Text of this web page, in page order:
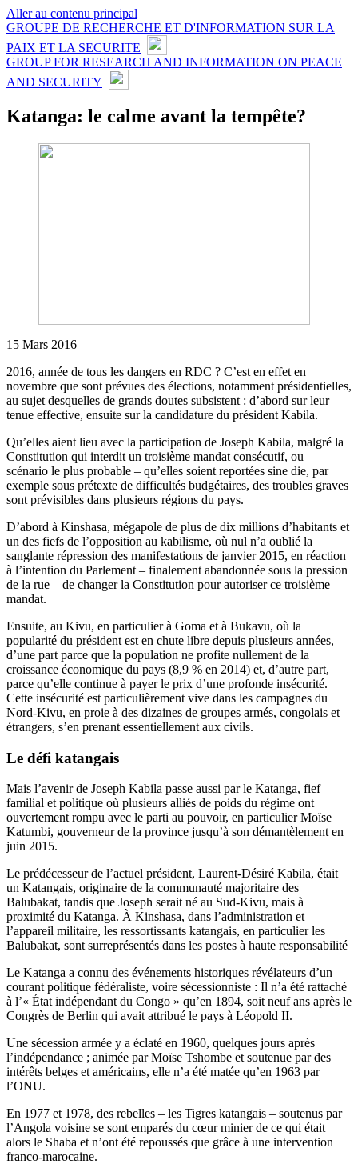
Aller au contenu principal
GROUPE DE RECHERCHE ET D'INFORMATION SUR LA
PAIX ET LA SECURITE
GROUP FOR RESEARCH AND INFORMATION ON PEACE
AND SECURITY
Katanga: le calme avant la tempête?
15 Mars 2016
2016, année de tous les dangers en RDC ? C’est en effet en
novembre que sont prévues des élections, notamment présidentielles,
au sujet desquelles de grands doutes subsistent : d’abord sur leur
tenue effective, ensuite sur la candidature du président Kabila.
Qu’elles aient lieu avec la participation de Joseph Kabila, malgré la
Constitution qui interdit un troisième mandat consécutif, ou –
scénario le plus probable – qu’elles soient reportées sine die, par
exemple sous prétexte de difficultés budgétaires, des troubles graves
sont prévisibles dans plusieurs régions du pays.
D’abord à Kinshasa, mégapole de plus de dix millions d’habitants et
un des fiefs de l’opposition au kabilisme, où nul n’a oublié la
sanglante répression des manifestations de janvier 2015, en réaction
à l’intention du Parlement – finalement abandonnée sous la pression
de la rue – de changer la Constitution pour autoriser ce troisième
mandat.
Ensuite, au Kivu, en particulier à Goma et à Bukavu, où la
popularité du président est en chute libre depuis plusieurs années,
d’une part parce que la population ne profite nullement de la
croissance économique du pays (8,9 % en 2014) et, d’autre part,
parce qu’elle continue à payer le prix d’une profonde insécurité.
Cette insécurité est particulièrement vive dans les campagnes du
Nord-Kivu, en proie à des dizaines de groupes armés, congolais et
étrangers, s’en prenant essentiellement aux civils.
Le défi katangais
Mais l’avenir de Joseph Kabila passe aussi par le Katanga, fief
familial et politique où plusieurs alliés de poids du régime ont
ouvertement rompu avec le parti au pouvoir, en particulier Moïse
Katumbi, gouverneur de la province jusqu’à son démantèlement en
juin 2015.
Le prédécesseur de l’actuel président, Laurent-Désiré Kabila, était
un Katangais, originaire de la communauté majoritaire des
Balubakat, tandis que Joseph serait né au Sud-Kivu, mais à
proximité du Katanga. À Kinshasa, dans l’administration et
l’appareil militaire, les ressortissants katangais, en particulier les
Balubakat, sont surreprésentés dans les postes à haute responsabilité
Le Katanga a connu des événements historiques révélateurs d’un
courant politique fédéraliste, voire sécessionniste : Il n’a été rattaché
à l’« État indépendant du Congo » qu’en 1894, soit neuf ans après le
Congrès de Berlin qui avait attribué le pays à Léopold II.
Une sécession armée y a éclaté en 1960, quelques jours après
l’indépendance ; animée par Moïse Tshombe et soutenue par des
intérêts belges et américains, elle n’a été matée qu’en 1963 par
l’ONU.
En 1977 et 1978, des rebelles – les Tigres katangais – soutenus par
l’Angola voisine se sont emparés du cœur minier de ce qui était
alors le Shaba et n’ont été repoussés que grâce à une intervention
franco-marocaine.